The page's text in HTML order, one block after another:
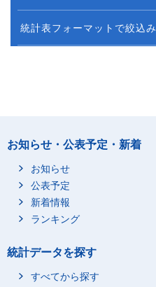
統計表フォーマットで絞込み
お知らせ・公表予定・新着
お知らせ
公表予定
新着情報
ランキング
統計データを探す
すべてから探す